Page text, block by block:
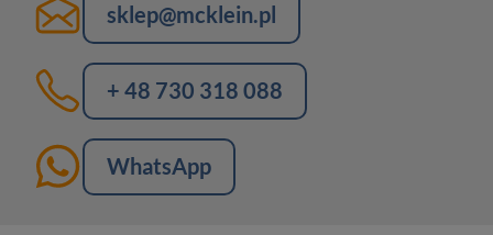
sklep@mcklein.pl
+ 48 730 318 088
WhatsApp